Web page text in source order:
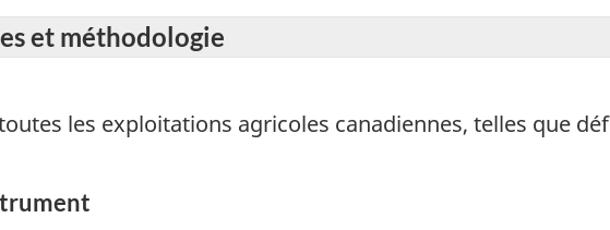
et méthodologie
les exploitations agricoles canadiennes, telles que